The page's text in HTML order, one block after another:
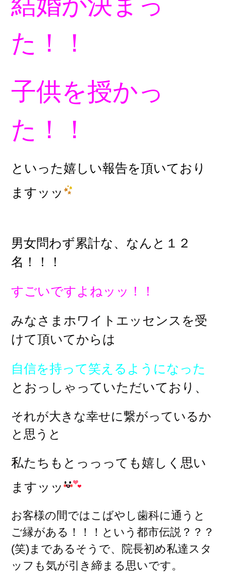
た！！
子供を授かっ
た！！
といった嬉しい報告を頂いており
ますッッ
男女問わず累計な、なんと１２
名！！！
すごいですよねッッ！！
みなさまホワイトエッセンスを受
けて頂いてからは
自信を持って笑えるようになった
とおっしゃっていただいており、
それが大きな幸せに繋がっているか
と思うと
私たちもとっっっても嬉しく思い
ますッッ
お客様の間ではこばやし歯科に通うと
ご縁がある！！！という都市伝説？？？
(笑)まであるそうで、院長初め私達スタ
ッフも気が引き締まる思いです。